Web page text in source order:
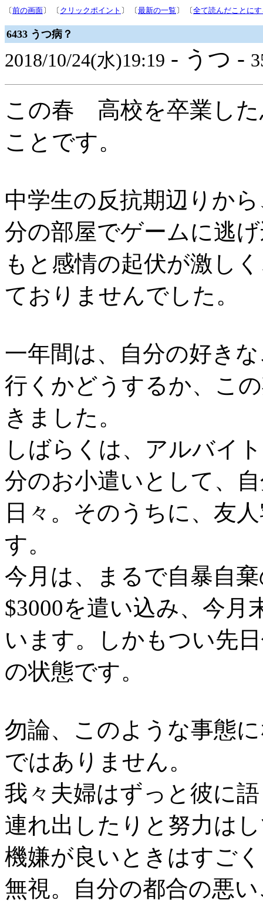
〔前の画面〕 〔 クリックポイント 〕 〔最新の一覧 〕 〔全て読んだことに
6433 うつ病？
2018/10/24(水)19:19 - うつ -
この春 高校を卒業した
ことです。
中学生の反抗期辺りか
分の部屋でゲームに逃
もと感情の起伏が激し
ておりませんでした。
一年間は、自分の好き
行くかどうするか、こ
きました。
しばらくは、アルバイ
分のお小遣いとして、
日々。そのうちに、友
す。
今月は、まるで自暴自
$3000を遣い込み、今
います。しかもつい先
の状態です。
勿論、このような事態
ではありません。
我々夫婦はずっと彼に
連れ出したりと努力は
機嫌が良いときはすご
無視。自分の都合の悪